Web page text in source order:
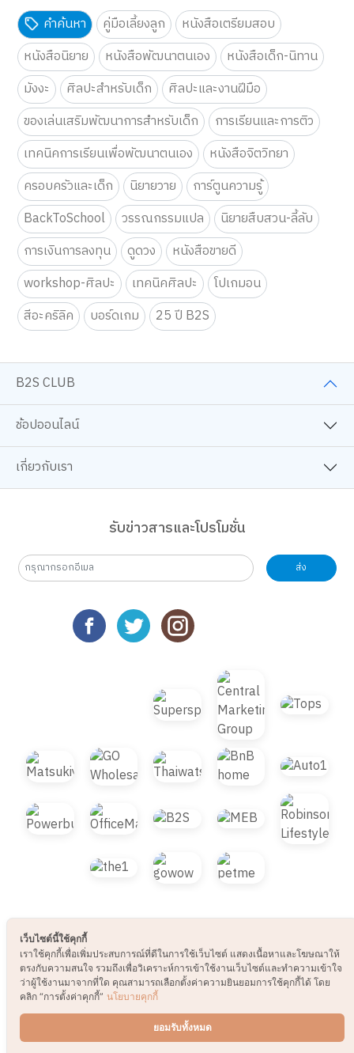
คำค้นหา คู่มือเลี้ยงลูก
หนังสือเตรียมสอบ
หนังสือนิยาย
หนังสือพัฒนาตนเอง
หนังสือเด็ก-นิทาน
มังงะ
ศิลปะสำหรับเด็ก
ศิลปะและงานฝีมือ
ของเล่นเสริมพัฒนาการสำหรับเด็ก
การเรียนและการติว
เทคนิคการเรียนเพื่อพัฒนาตนเอง
หนังสือจิตวิทยา
ครอบครัวและเด็ก
นิยายวาย
การ์ตูนความรู้
BackToSchool
วรรณกรรมแปล
นิยายสืบสวน-ลี้ลับ
การเงินการลงทุน
ดูดวง
หนังสือขายดี
workshop-ศิลปะ
เทคนิคศิลปะ
โปเกมอน
สีอะคริลิค
บอร์ดเกม 25 ปี B2S
B2S CLUB
ช้อปออนไลน์
เกี่ยวกับเรา
รับข่าวสารและโปรโมชั่น
ส่ง
© 2021 B2S CLUB, All rights reserved. Web
Design by1001click.
เว็บไซต์นี้ใช้คุกกี้
เราใช้คุกกี้เพื่อเพิ่มประสบการณ์ที่ดีในการใช้เว็บไซต์ แสดงเนื้อหาและโฆษณาให้
ตรงกับความสนใจ รวมถึงเพื่อวิเคราะห์การเข้าใช้งานเว็บไซต์และทำความเข้าใจ
ว่าผู้ใช้งานมาจากที่ใด คุณสามารถเลือกตั้งค่าความยินยอมการใช้คุกกี้ได้ โดย
คลิก “การตั้งค่าคุกกี้” นโยบายคุกกี้
ยอมรับทั้งหมด